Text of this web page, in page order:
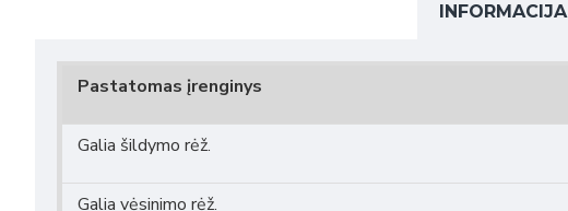
INFORMACIJA
Pastatomas įrenginys
Galia šildymo rėž.
Galia vėsinimo rėž.